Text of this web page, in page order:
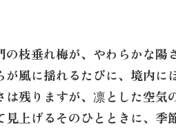
の枝垂れ梅が、やわらかな陽
が風に揺れるたびに、境内に
は残りますが、凛とした空気
見上げるそのひとときに、季